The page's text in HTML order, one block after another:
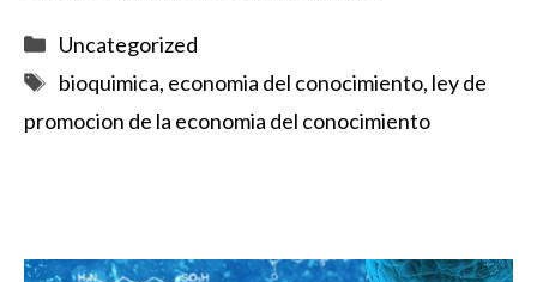
Categorías
Uncategorized
Etiquetas
bioquimica, economia del conocimiento, ley de
promocion de la economia del conocimiento